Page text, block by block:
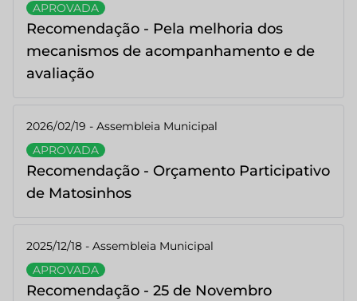
APROVADA
Recomendação - Pela melhoria dos
mecanismos de acompanhamento e de
avaliação
2026/02/19 - Assembleia Municipal
APROVADA
Recomendação - Orçamento Participativo
de Matosinhos
2025/12/18 - Assembleia Municipal
APROVADA
Recomendação - 25 de Novembro